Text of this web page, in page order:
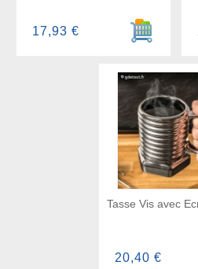
Ajouter au
17,93 €
Tasse Vis avec
20,40 €